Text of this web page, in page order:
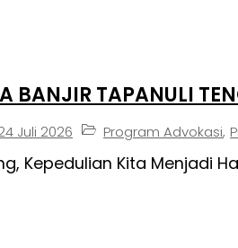
BANJIR TAPANULI
Juli 2026 Program Advokasi,
Kepedulian Kita Menjadi